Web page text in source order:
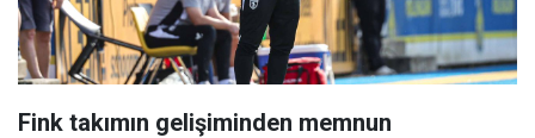
Fink takımın gelişiminden memnun